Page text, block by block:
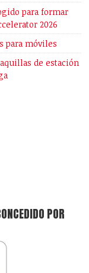
para formar
2026
para móviles
de estación
POR